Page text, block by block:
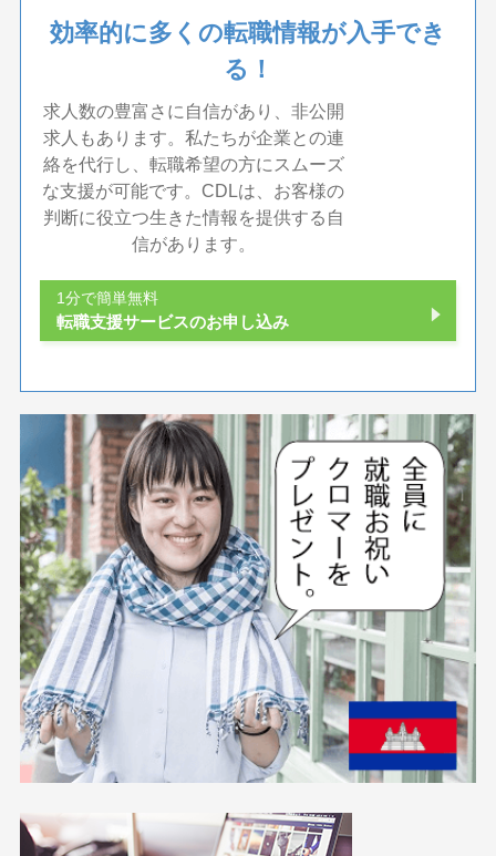
効率的に多くの転職情報が入手でき
る！
求人数の豊富さに自信があり、非公開
求人もあります。私たちが企業との連
絡を代行し、転職希望の方にスムーズ
な支援が可能です。CDLは、お客様の
判断に役立つ生きた情報を提供する自
信があります。
1分で簡単無料
転職支援サービスのお申し込み